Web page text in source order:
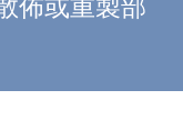
佈或重製部